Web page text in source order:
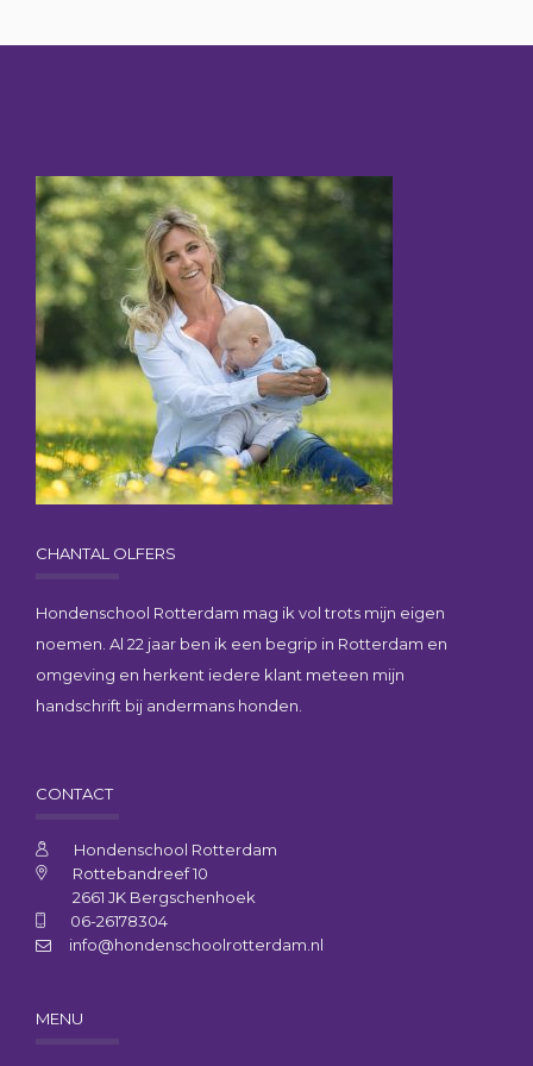
CHANTAL OLFERS
Hondenschool Rotterdam mag ik vol trots mijn eigen
noemen. Al 22 jaar ben ik een begrip in Rotterdam en
omgeving en herkent iedere klant meteen mijn
handschrift bij andermans honden.
CONTACT
Hondenschool Rotterdam
Rottebandreef 10
2661 JK Bergschenhoek
06-26178304
info@hondenschoolrotterdam.nl
MENU